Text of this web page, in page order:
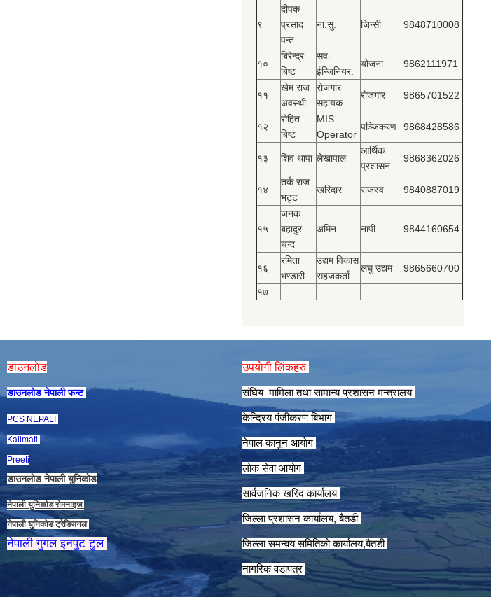
९
दीपक
प्रसाद
पन्त
ना.सु. जिन्सी 9848710008
१०
बिरेन्द्र
बिष्‍ट
सव-
ईन्जिनियर.
योजना 9862111971
११
खेम राज
अवस्थी
रोजगार
सहायक
रोजगार 9865701522
१२
रोहित
बिष्‍ट
MIS
Operator
पञ्‍जिकरण 9868428586
१३ शिव थापा लेखापाल
आर्थिक
प्रशासन
9868362026
१४
तर्क राज
भट्ट
खरिदार राजस्‍व 9840887019
१५
जनक
बहादुर
चन्द
अमिन नापी 9844160654
१६
रमिता
भण्डारी
उद्यम विकास
सहजकर्ता
लघु उद्यम 9865660700
१७
डाउनलाेड
डाउनलाेड नेपाली फन्ट
PCS NEPALI
Kalimati
Preeti
डाउनलाेड नेपाली युनिकाेड
नेपाली युनिकाेड राेमनाइज
नेपाली युनिकाेड ट्रेडिसनल
नेपाली गुगल इनपुट टुल
उपयाेगी लिंकहरु
संघिय मामिला तथा सामान्य प्रशासन मन्त्रालय
केन्द्रिय पंजीकरण बिभाग
नेपाल कानुन आयाेग
लाेक सेवा आयाेग
सार्वजनिक खरिद कार्यालय
जिल्ला प्रशासन कार्यालय, बैतडी
जिल्ला समन्वय समितिको कार्यालय,बैतडी
नागरिक वडापत्र